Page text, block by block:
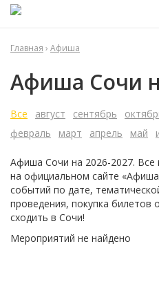
Главная › Афиша
Афиша Сочи
Все август сентябрь
февраль
март апрель май
Афиша Сочи на 2026-2027. Все
на официальном сайте
событий по дате,
проведения, покупка билетов
сходить в Сочи!
Мероприятий не найдено